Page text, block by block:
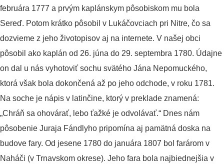
februára 1777 a prvým kaplánskym pôsobiskom mu bola
Sereď. Potom krátko pôsobil v Lukáčovciach pri Nitre, čo sa
dozvieme z jeho životopisov aj na internete. V našej obci
pôsobil ako kaplán od 26. júna do 29. septembra 1780. Údajne
on dal u nás vyhotoviť sochu svätého Jána Nepomuckého,
ktorá však bola dokončená až po jeho odchode, v roku 1781.
Na soche je nápis v latinčine, ktorý v preklade znamená:
„Chráň sa ohovárať, lebo ťažké je odvolávať.“ Dnes nám
pôsobenie Juraja Fándlyho pripomína aj pamätná doska na
budove fary. Od jesene 1780 do januára 1807 bol farárom v
Naháči (v Trnavskom okrese). Jeho fara bola najbiednejšia v